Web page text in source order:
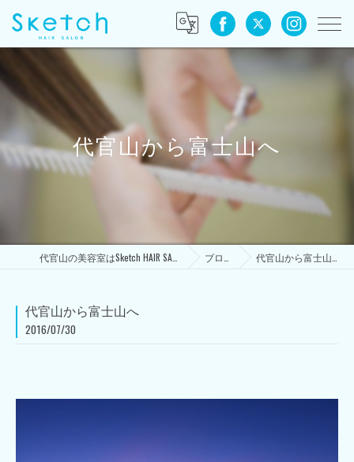
代官山から富士山へ
ブログ 代官山から富士山へ
代官山から富士山へ
2016/07/30